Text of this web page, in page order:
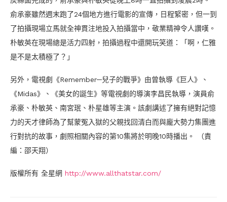
俞承豪雖然週末跑了24個地方進行電影的宣傳，日程緊密，但一到
了拍攝現場立馬就全神貫注地投入拍攝當中，敬業精神令人讚嘆。
朴敏英在現場總是活力四射，拍攝過程中還開玩笑道：「啊，仁雅
是不是太積極了？」
另外，電視劇《Remember─兒子的戰爭》由曾執導《巨人》、
《Midas》、《美女的誕生》等電視劇的導演李昌民執導，演員俞
承豪、朴敏英、南宮珉、朴星雄等主演。該劇講述了擁有絕對記憶
力的天才律師為了幫蒙冤入獄的父親找回清白而與龐大勢力集團進
行對抗的故事，劇照相關內容的第10集將於明晚10時播出。 （責
編：邵天翔）
版權所有 全星網 http://www.allthatstar.com/